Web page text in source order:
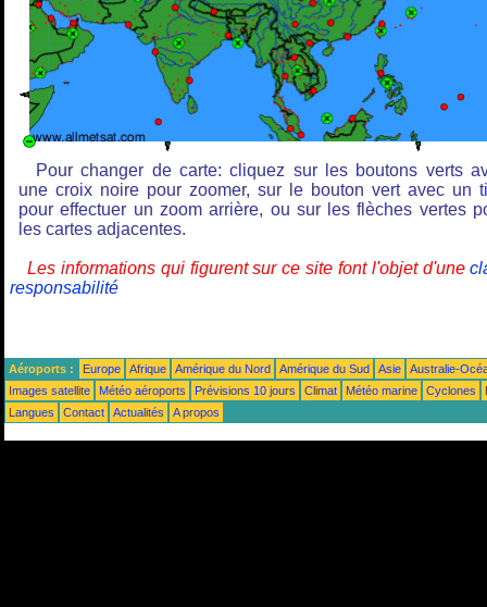
Pour changer de carte: cliquez sur les boutons verts
une croix noire pour zoomer, sur le bouton vert avec un
pour effectuer un zoom arrière, ou sur les flèches vertes
les cartes adjacentes.
Les informations qui figurent sur ce site font l'objet d'une
responsabilité
Aéroports : Europe Afrique Amérique du Nord Amérique du Sud Asie
Australie-
Images satellite
Météo aéroports Prévisions 10 jours Climat Météo marine Cyclones
Langues
Contact Actualités A propos